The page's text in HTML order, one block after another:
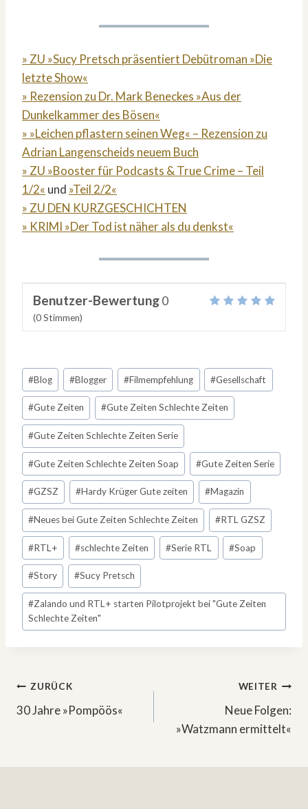
» ZU »Sucy Pretsch präsentiert Debütroman »Die
letzte Show«
» Rezension zu Dr. Mark Beneckes »Aus der
Dunkelkammer des Bösen«
» »Leichen pflastern seinen Weg« – Rezension zu
Adrian Langenscheids neuem Buch
» ZU »Booster für Podcasts & True Crime – Teil
1/2« und »Teil 2/2«
» ZU DEN KURZGESCHICHTEN
» KRIMI »Der Tod ist näher als du denkst«
Benutzer-Bewertung0
(0Stimmen)
Schlagworte:
#Blog #Blogger #Filmempfehlung #Gesellschaft
#Gute Zeiten #Gute Zeiten Schlechte Zeiten
#Gute Zeiten Schlechte Zeiten Serie
#Gute Zeiten Schlechte Zeiten Soap #Gute Zeiten Serie
#GZSZ #Hardy Krüger Gute zeiten #Magazin
#Neues bei Gute Zeiten Schlechte Zeiten #RTL GZSZ
#RTL+ #schlechte Zeiten #Serie RTL #Soap
#Story #Sucy Pretsch
#Zalando und RTL+ starten Pilotprojekt bei "Gute Zeiten
Schlechte Zeiten"
Beitragsnavigation
ZURÜCK
30 Jahre »Pompöös«
WEITER
Neue Folgen:
»Watzmann ermittelt«